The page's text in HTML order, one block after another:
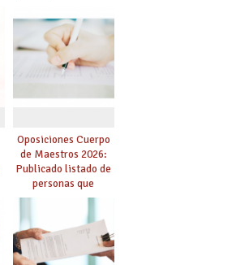
prácticas, se regulan
dichas prácticas y se
convoca acto público
de adjudicación
Oposiciones Cuerpo
de Maestros 2026:
Publicado listado de
personas que
adquieren nueva
especialidad